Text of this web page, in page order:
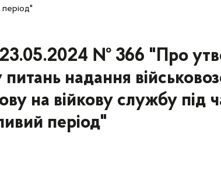
період"
23.05.2024 № 366 "Про
питань надання
на війкову службу під
період"